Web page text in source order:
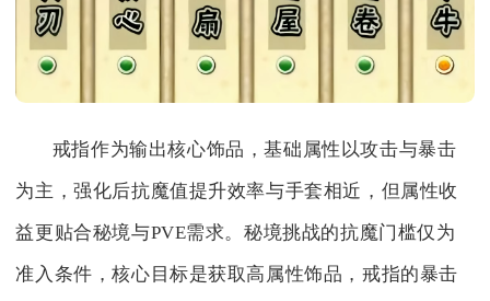
戒指作为输出核心饰品，基础属性以攻击与暴击
为主，强化后抗魔值提升效率与手套相近，但属性收
益更贴合秘境与PVE需求。秘境挑战的抗魔门槛仅为
准入条件，核心目标是获取高属性饰品，戒指的暴击